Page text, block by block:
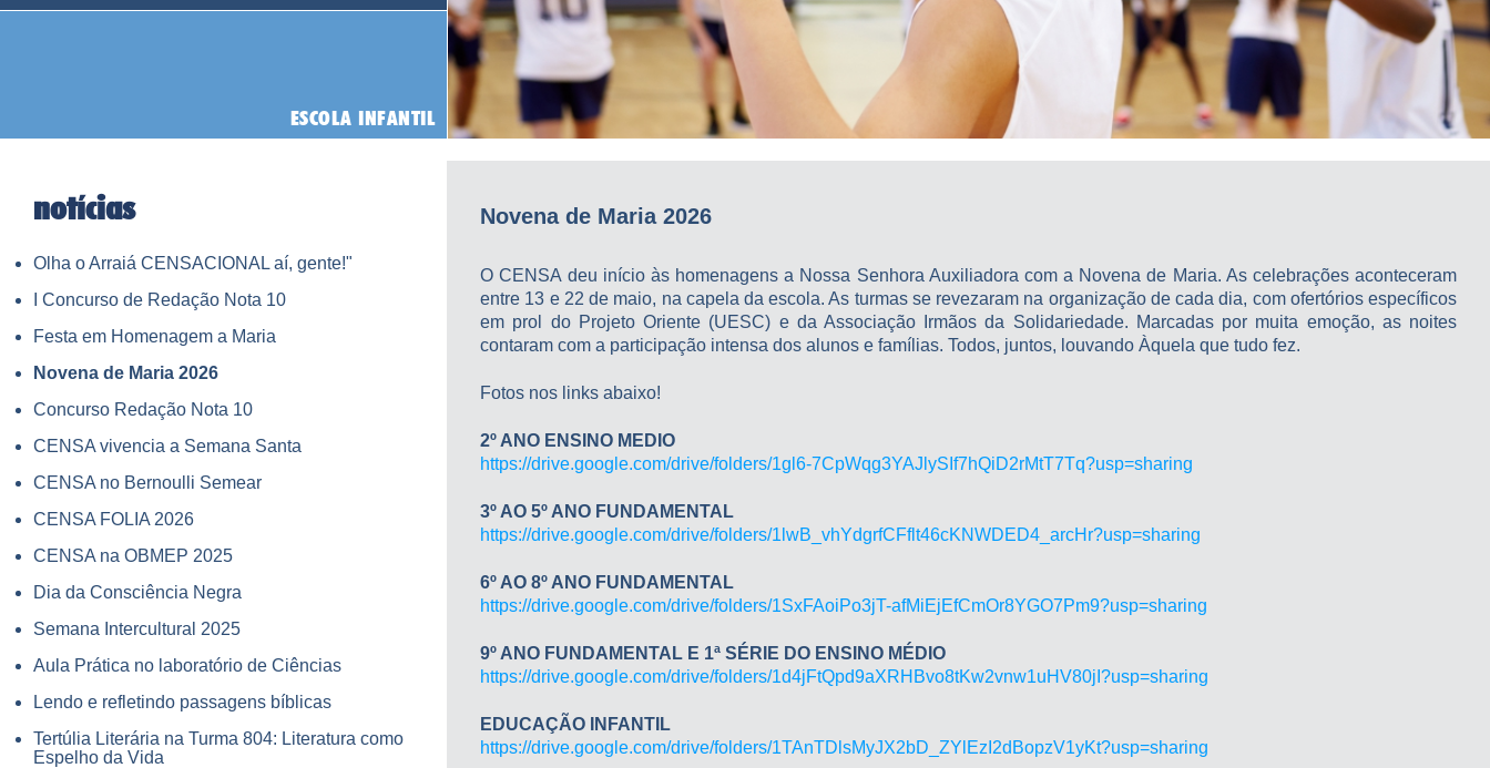
notícias
Olha o Arraiá CENSACIONAL aí, gente!"
I Concurso de Redação Nota 10
Festa em Homenagem a Maria
Novena de Maria 2026
Concurso Redação Nota 10
CENSA vivencia a Semana Santa
CENSA no Bernoulli Semear
CENSA FOLIA 2026
CENSA na OBMEP 2025
Dia da Consciência Negra
Semana Intercultural 2025
Aula Prática no laboratório de Ciências
Lendo e refletindo passagens bíblicas
Tertúlia Literária na Turma 804: Literatura como
Espelho da Vida
Novena de Maria 2026
O CENSA deu início às homenagens a Nossa Senhora Auxiliadora com a Novena de Maria. As celebrações aconteceram
entre 13 e 22 de maio, na capela da escola. As turmas se revezaram na organização de cada dia, com ofertórios específicos
em prol do Projeto Oriente (UESC) e da Associação Irmãos da Solidariedade. Marcadas por muita emoção, as noites
contaram com a participação intensa dos alunos e famílias. Todos, juntos, louvando Àquela que tudo fez.
Fotos nos links abaixo!
2º ANO ENSINO MEDIO
https://drive.google.com/drive/folders/1gl6-7CpWqg3YAJlySIf7hQiD2rMtT7Tq?usp=sharing
3º AO 5º ANO FUNDAMENTAL
https://drive.google.com/drive/folders/1lwB_vhYdgrfCFflt46cKNWDED4_arcHr?usp=sharing
6º AO 8º ANO FUNDAMENTAL
https://drive.google.com/drive/folders/1SxFAoiPo3jT-afMiEjEfCmOr8YGO7Pm9?usp=sharing
9º ANO FUNDAMENTAL E 1ª SÉRIE DO ENSINO MÉDIO
https://drive.google.com/drive/folders/1d4jFtQpd9aXRHBvo8tKw2vnw1uHV80jI?usp=sharing
EDUCAÇÃO INFANTIL
https://drive.google.com/drive/folders/1TAnTDlsMyJX2bD_ZYlEzI2dBopzV1yKt?usp=sharing